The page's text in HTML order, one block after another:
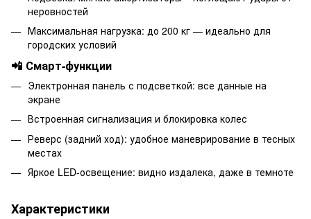
неровностей
Максимальная нагрузка: до 200 кг — идеально для
городских условий
📲 Смарт-функции
Электронная панель с подсветкой: все данные на
экране
Встроенная сигнализация и блокировка колес
Реверс (задний ход): удобное маневрирование в тесных
местах
Яркое LED-освещение: видно издалека, даже в темноте
Характеристики